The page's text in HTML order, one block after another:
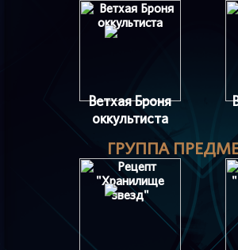
Ветхая Броня
оккультиста
ГРУППА